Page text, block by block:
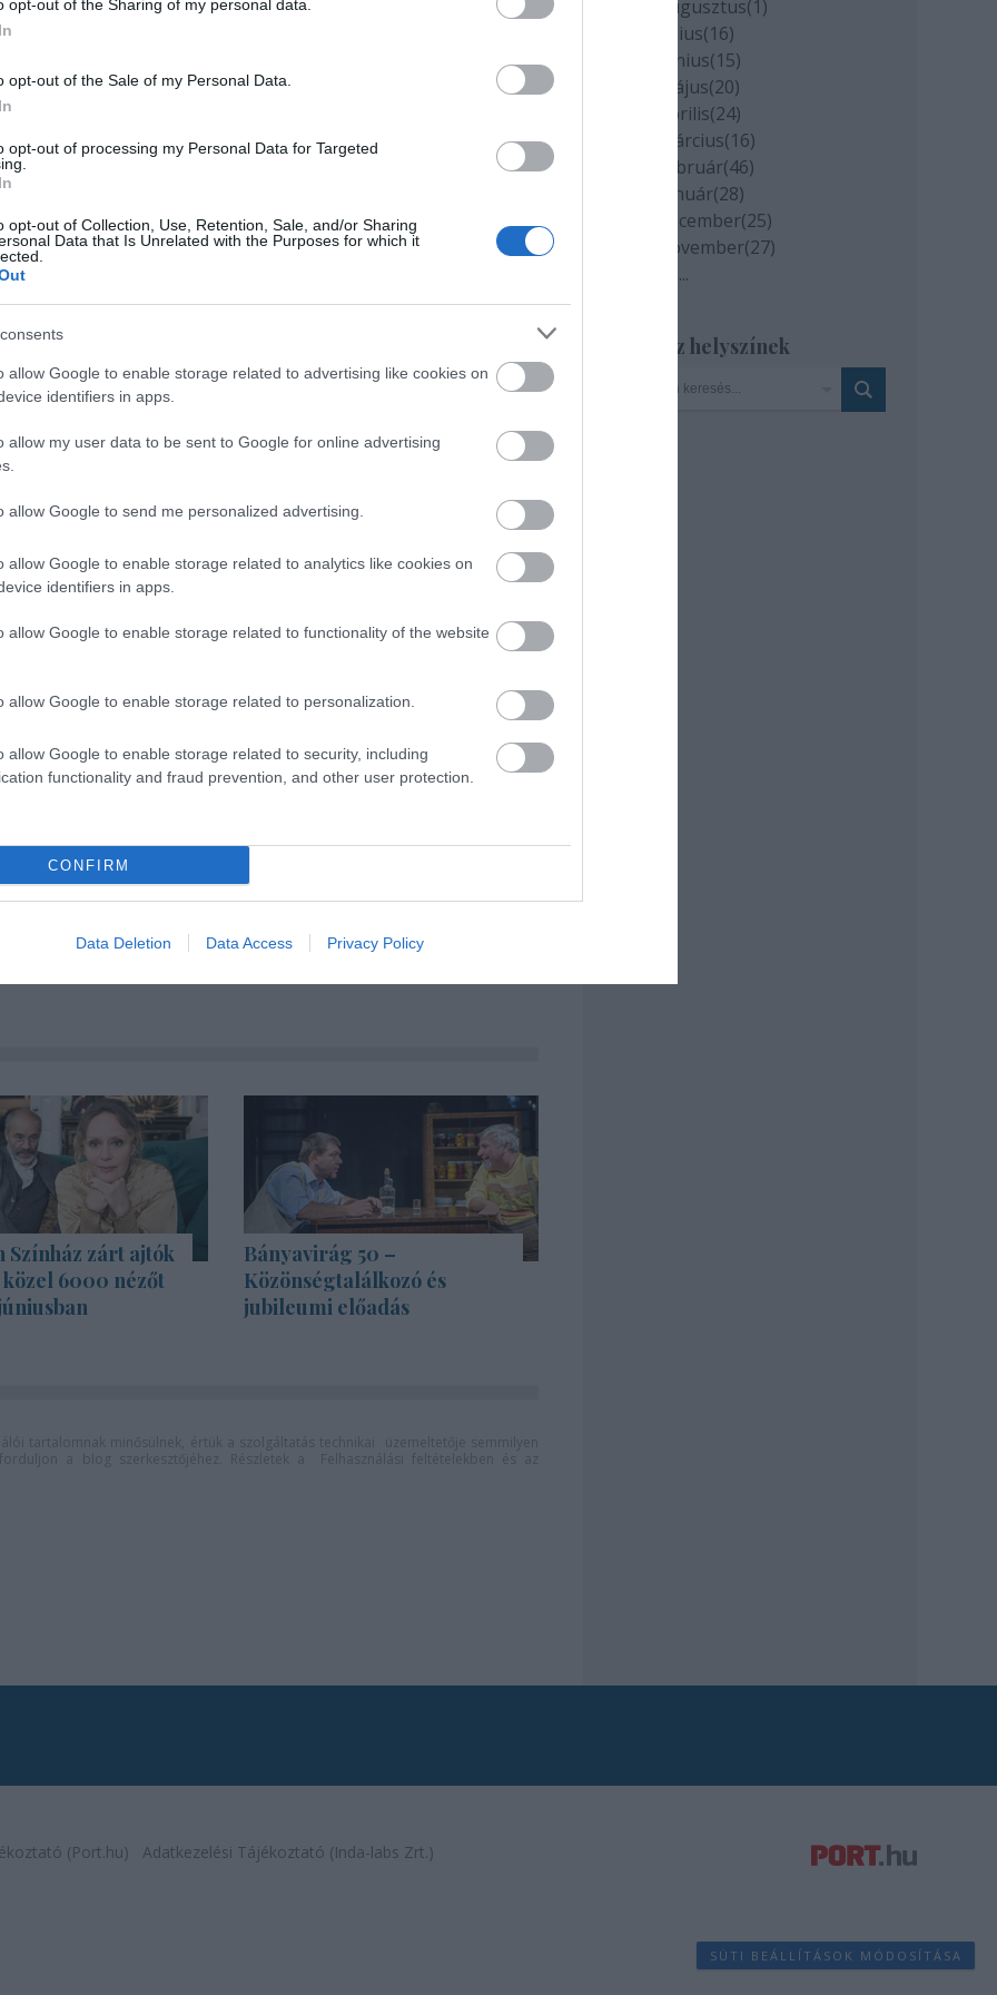
opt-out of the Sharing of my personal data.
opt-out of the Sale of my Personal Data.
opt-out of processing my Personal Data for Targeted
opt-out of Collection, Use, Retention, Sale, and/or Sharing
Data that Is Unrelated with the Purposes for which it
allow Google to enable storage related to advertising like cookies on
identifiers in apps.
allow my user data to be sent to Google for online advertising
allow Google to send me personalized advertising.
allow Google to enable storage related to analytics like cookies on
identifiers in apps.
allow Google to enable storage related to functionality of the website
allow Google to enable storage related to personalization.
allow Google to enable storage related to security, including
functionality and fraud prevention, and other user protection.
CONFIRM
Data Deletion Data Access Privacy Policy
óta működik a főiskola mellett, különböző
a fókuszba. Ennek egyik állomása egy néptánc
Az író, dramaturg, játékkészítő,
másik
akik egy vitaszínházi produkcióval szociális témában
id a hang térbeli alkalmazásaival, ennek színházi
az Ú.T. 2019-ben.
prezentáció december 21-én, de ugyanennyire
decemberi bemutatkozása is. A
Kortárstánc Főiskola néptánc mestere a
nézőpontot alkalmazza, de mégsem etnografikus,
hanem olyan, tiszta, tér-idő-dinamika
az iskola sokadik generációja képes teljesen
a kialakításában és saját improvizációja
Freeegy nagyon sajátos együttműködés eredménye.
készült, ami egy jazz-történeti mérföldkő.A seb
szerzett európai szintű ismertséget, ma AML
zenére készült tánc ritkán látott módon egyesíti a
Színház zárt ajtók
6000 nézőt
Bányavirág 50 –
Közönségtalálkozó és
jubileumi előadás
2020 augusztus(1)
2020 július(16)
2020 június(15)
2020 május(20)
2020 április(24)
2020 március(16)
2020 február(46)
2020 január(28)
2019 december(25)
2019 november(27)
...
Szinház helyszínek
(Port.hu) Adatkezelési Tájékoztató (Inda-labs Zrt.)
SÜTI BEÁLLÍTÁSOK MÓDOSÍTÁSA